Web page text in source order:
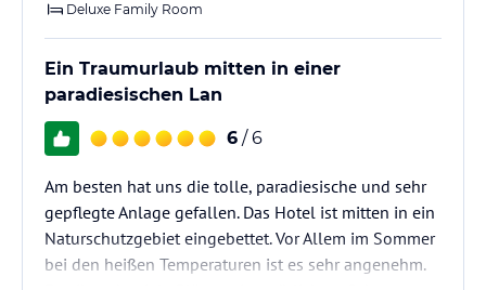
Hoteliers-/Veranstalter-/Kataloginformationen. Alle Angaben
jeweiligen Veranstalters.
Deluxe Family Room
Ein Traumurlaub mitten in einer
paradiesischen Lan
6 / 6
Am besten hat uns die tolle, paradiesische und sehr
gepflegte Anlage gefallen. Das Hotel ist mitten in ein
Naturschutzgebiet eingebettet. Vor Allem im Sommer
bei den heißen Temperaturen ist es sehr angenehm.